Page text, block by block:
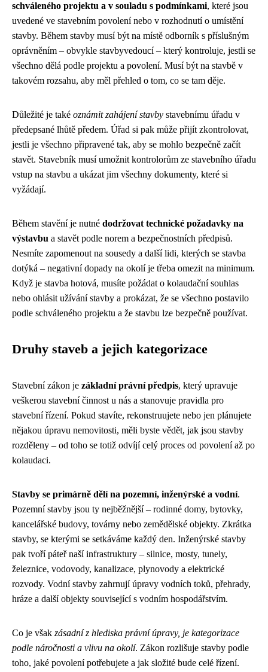
schváleného projektu a v souladu s podmínkami, které jsou
uvedené ve stavebním povolení nebo v rozhodnutí o umístění
stavby. Během stavby musí být na místě odborník s příslušným
oprávněním – obvykle stavbyvedoucí – který kontroluje, jestli se
všechno dělá podle projektu a povolení. Musí být na stavbě v
takovém rozsahu, aby měl přehled o tom, co se tam děje.
Důležité je také oznámit zahájení stavby stavebnímu úřadu v
předepsané lhůtě předem. Úřad si pak může přijít zkontrolovat,
jestli je všechno připravené tak, aby se mohlo bezpečně začít
stavět. Stavebník musí umožnit kontrolorům ze stavebního úřadu
vstup na stavbu a ukázat jim všechny dokumenty, které si
vyžádají.
Během stavění je nutné dodržovat technické požadavky na
výstavbu a stavět podle norem a bezpečnostních předpisů.
Nesmíte zapomenout na sousedy a další lidi, kterých se stavba
dotýká – negativní dopady na okolí je třeba omezit na minimum.
Když je stavba hotová, musíte požádat o kolaudační souhlas
nebo ohlásit užívání stavby a prokázat, že se všechno postavilo
podle schváleného projektu a že stavbu lze bezpečně používat.
Druhy staveb a jejich kategorizace
Stavební zákon je základní právní předpis, který upravuje
veškerou stavební činnost u nás a stanovuje pravidla pro
stavební řízení. Pokud stavíte, rekonstruujete nebo jen plánujete
nějakou úpravu nemovitosti, měli byste vědět, jak jsou stavby
rozděleny – od toho se totiž odvíjí celý proces od povolení až po
kolaudaci.
Stavby se primárně dělí na pozemní, inženýrské a vodní.
Pozemní stavby jsou ty nejběžnější – rodinné domy, bytovky,
kancelářské budovy, továrny nebo zemědělské objekty. Zkrátka
stavby, se kterými se setkáváme každý den. Inženýrské stavby
pak tvoří páteř naší infrastruktury – silnice, mosty, tunely,
železnice, vodovody, kanalizace, plynovody a elektrické
rozvody. Vodní stavby zahrnují úpravy vodních toků, přehrady,
hráze a další objekty související s vodním hospodářstvím.
Co je však zásadní z hlediska právní úpravy, je kategorizace
podle náročnosti a vlivu na okolí. Zákon rozlišuje stavby podle
toho, jaké povolení potřebujete a jak složité bude celé řízení.